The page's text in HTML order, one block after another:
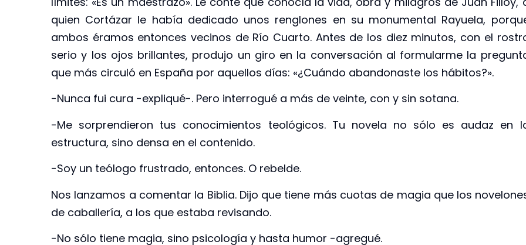
quien Cortázar le había dedicado unos renglones en su monumental Rayuela,
ambos éramos entonces vecinos de Río Cuarto. Antes de los diez minutos, con el
serio y los ojos brillantes, produjo un giro en la conversación al formularme la
que más circuló en España por aquellos días: «¿Cuándo abandonaste los hábitos?».
-Nunca fui cura -expliqué-. Pero interrogué a más de veinte, con y sin sotana.
-Me sorprendieron tus conocimientos teológicos. Tu novela no sólo es audaz en
estructura, sino densa en el contenido.
-Soy un teólogo frustrado, entonces. O rebelde.
Nos lanzamos a comentar la Biblia. Dijo que tiene más cuotas de magia que los
de caballería, a los que estaba revisando.
-No sólo tiene magia, sino psicología y hasta humor -agregué.